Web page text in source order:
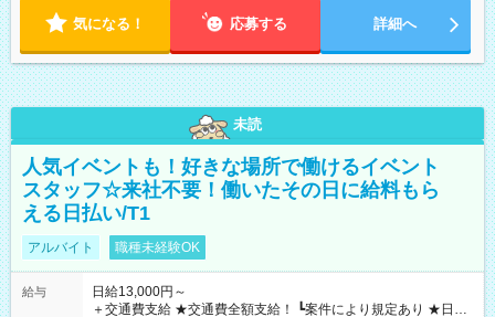
気になる！ 応募する 詳細へ
未読
人気イベントも！好きな場所で働けるイベント
スタッフ☆来社不要！働いたその日に給料もら
える日払い/T1
アルバイト 職種未経験OK
給与
日給13,000円～
＋交通費支給 ★交通費全額支給！ ┗案件により規定あり ★日払